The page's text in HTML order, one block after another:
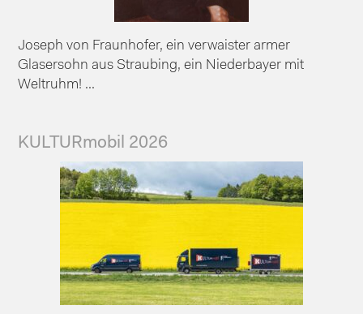
Joseph von Fraunhofer, ein verwaister armer
Glasersohn aus Straubing, ein Niederbayer mit
Weltruhm! ...
KULTURmobil 2026